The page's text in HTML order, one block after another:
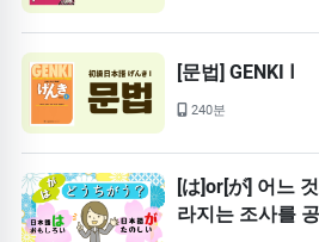
[문법] GENKI Ⅰ
240분
[は]or[が] 어느
라지는 조사를